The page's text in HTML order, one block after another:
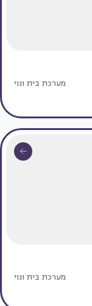
מערכת בית ונוי
מערכת בית ונוי